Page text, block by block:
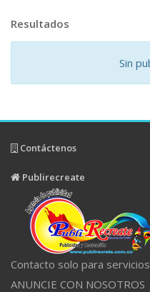
Resultados
Sin
Contáctenos
Publirecreate
Contacto solo para
ANUNCIE CON NOSOTROS